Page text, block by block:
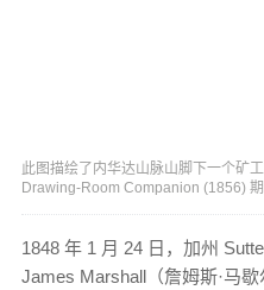
此图描绘了内华达山脉山脚下一个矿
Drawing-Room Companion (1856) 期
1848 年 1 月 24 日，加州
James Marshall（詹姆斯·马